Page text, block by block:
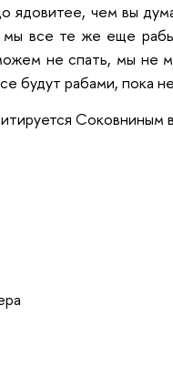
ядовитее, чем вы
мы все те же еще
не спать, мы не
будут рабами, пока
Соковниным